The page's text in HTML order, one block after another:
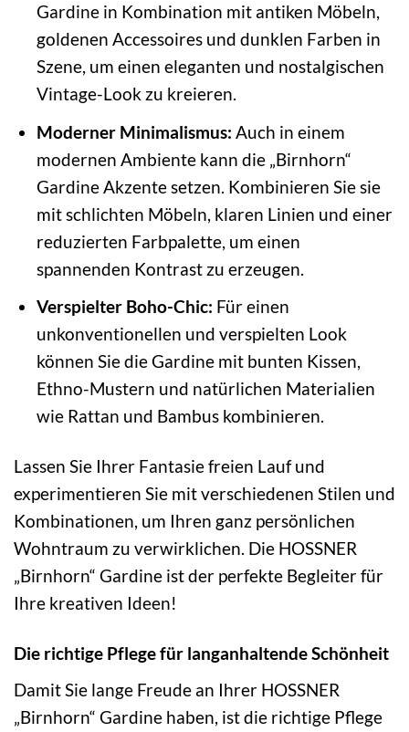
Gardine in Kombination mit antiken Möbeln,
goldenen Accessoires und dunklen Farben in
Szene, um einen eleganten und nostalgischen
Vintage-Look zu kreieren.
Moderner Minimalismus: Auch in einem
modernen Ambiente kann die „Birnhorn“
Gardine Akzente setzen. Kombinieren Sie sie
mit schlichten Möbeln, klaren Linien und einer
reduzierten Farbpalette, um einen
spannenden Kontrast zu erzeugen.
Verspielter Boho-Chic: Für einen
unkonventionellen und verspielten Look
können Sie die Gardine mit bunten Kissen,
Ethno-Mustern und natürlichen Materialien
wie Rattan und Bambus kombinieren.
Lassen Sie Ihrer Fantasie freien Lauf und
experimentieren Sie mit verschiedenen Stilen und
Kombinationen, um Ihren ganz persönlichen
Wohntraum zu verwirklichen. Die HOSSNER
„Birnhorn“ Gardine ist der perfekte Begleiter für
Ihre kreativen Ideen!
Die richtige Pflege für langanhaltende Schönheit
Damit Sie lange Freude an Ihrer HOSSNER
„Birnhorn“ Gardine haben, ist die richtige Pflege